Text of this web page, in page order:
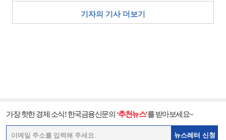
기자의 기사 더보기
가장 핫한 경제 소식! 한국금융신문의 ‘추천뉴스’를 받아보세요~
뉴스레터 신청